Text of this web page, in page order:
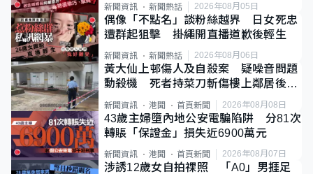
新聞資訊 新聞熱話 2026年08月05日
偶像「不點名」談粉絲越界 日女死忠
遭群起狙擊 掛繩開直播道歉後輕生
新聞資訊 新聞熱話 2026年08月06日
黃大仙上邨傷人及自殺案 疑噪音問題
動殺機 死者持菜刀斬傷樓上鄰居後墮
新聞資訊 港聞 首頁新聞 2026年08月08日
43歲主婦墮內地公安電騙陷阱 分81次
轉賬「保證金」損失近6900萬元
新聞資訊 港聞 首頁新聞 2026年08月07日
涉誘12歲女自拍祼照 「A0」男捱足